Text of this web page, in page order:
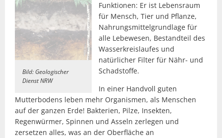
Bild: Geologischer
Dienst NRW
Funktionen: Er ist Lebensraum
für Mensch, Tier und Pflanze,
Nahrungsmittelgrundlage für
alle Lebewesen, Bestandteil des
Wasserkreislaufes und
natürlicher Filter für Nähr- und
Schadstoffe.
In einer Handvoll guten
Mutterbodens leben mehr Organismen, als Menschen
auf der ganzen Erde! Bakterien, Pilze, Insekten,
Regenwürmer, Spinnen und Asseln zerlegen und
zersetzen alles, was an der Oberfläche an